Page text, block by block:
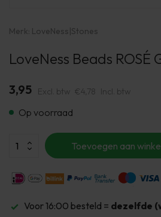
Merk: LoveNess|Stones
LoveNess Beads ROSÉ
3,95 Excl. btw €4,78 Incl. btw
Op voorraad
Toevoegen aan
Voor 16:00 besteld = dezelfde